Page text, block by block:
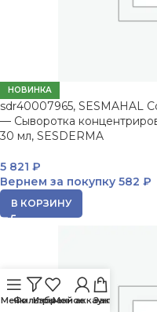
НОВИНКА
sdr40007965, SESMAHAL
— Сыворотка
30 мл, SESDERMA
5 821 ₽
Вернем за покупку 582 ₽
В КОРЗИНУ
МенюФильтры
Избранное
Мой аккаунт
Заказ